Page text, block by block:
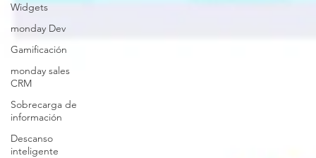
Widgets
monday Dev
Gamificación
monday sales
CRM
Sobrecarga de
información
Descanso
inteligente